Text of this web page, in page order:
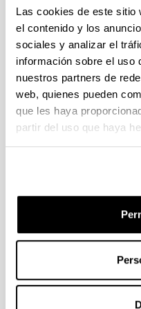
Las cookies de este sitio
el contenido y los
sociales y analizar el
información sobre el uso
nuestros partners de
web, quienes pueden
que les haya
partir del uso que haya
Quiénes somos
Qué hacemos
Dónde estamos
Docencia
Trabaja con
Ofertas TFG y
Ofertas Tesis
MotoStudent
Investigación
Laboratorio
Equipos de
Proyectos
Proyectos con